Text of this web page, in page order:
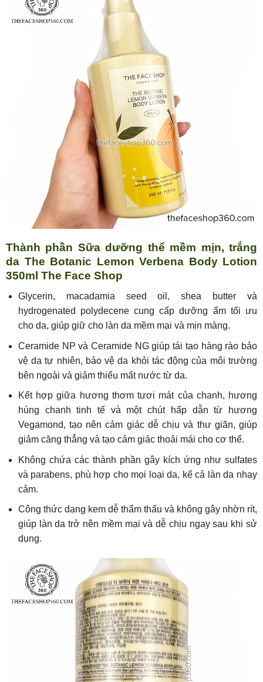
Thành phần Sữa dưỡng thể mềm mịn, trắng
da The Botanic Lemon Verbena Body Lotion
350ml The Face Shop
Glycerin, macadamia seed oil, shea butter và
hydrogenated polydecene cung cấp dưỡng ẩm tối ưu
cho da, giúp giữ cho làn da mềm mại và mịn màng.
Ceramide NP và Ceramide NG giúp tái tạo hàng rào bảo
vệ da tự nhiên, bảo vệ da khỏi tác động của môi trường
bên ngoài và giảm thiểu mất nước từ da.
Kết hợp giữa hương thơm tươi mát của chanh, hương
húng chanh tinh tế và một chút hấp dẫn từ hương
Vegamond, tạo nên cảm giác dễ chịu và thư giãn, giúp
giảm căng thẳng và tạo cảm giác thoải mái cho cơ thể.
Không chứa các thành phần gây kích ứng như sulfates
và parabens, phù hợp cho mọi loại da, kể cả làn da nhạy
cảm.
Công thức dạng kem dễ thẩm thấu và không gây nhờn rít,
giúp làn da trở nên mềm mại và dễ chịu ngay sau khi sử
dụng.